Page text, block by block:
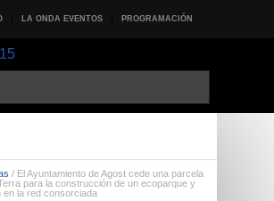
LA ONDA EVENTOS PROGRAMACIÓN
/ El Ayuntamiento de Agost cede una parcela
para la construcción de un ecoparque y
en la red consorciada